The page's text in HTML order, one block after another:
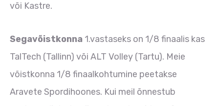
või Kastre.
Segavõistkonna 1.vastaseks on 1/8 finaalis kas
TalTech (Tallinn) või ALT Volley (Tartu). Meie
võistkonna 1/8 finaalkohtumine peetakse
Aravete Spordihoones. Kui meil õnnestub